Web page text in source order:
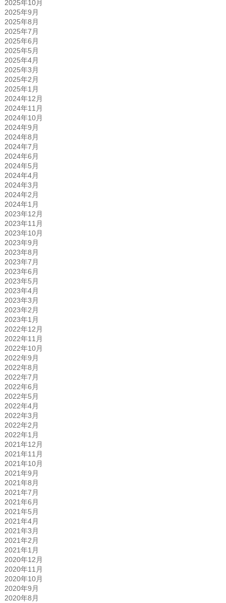
2025年10月
2025年9月
2025年8月
2025年7月
2025年6月
2025年5月
2025年4月
2025年3月
2025年2月
2025年1月
2024年12月
2024年11月
2024年10月
2024年9月
2024年8月
2024年7月
2024年6月
2024年5月
2024年4月
2024年3月
2024年2月
2024年1月
2023年12月
2023年11月
2023年10月
2023年9月
2023年8月
2023年7月
2023年6月
2023年5月
2023年4月
2023年3月
2023年2月
2023年1月
2022年12月
2022年11月
2022年10月
2022年9月
2022年8月
2022年7月
2022年6月
2022年5月
2022年4月
2022年3月
2022年2月
2022年1月
2021年12月
2021年11月
2021年10月
2021年9月
2021年8月
2021年7月
2021年6月
2021年5月
2021年4月
2021年3月
2021年2月
2021年1月
2020年12月
2020年11月
2020年10月
2020年9月
2020年8月